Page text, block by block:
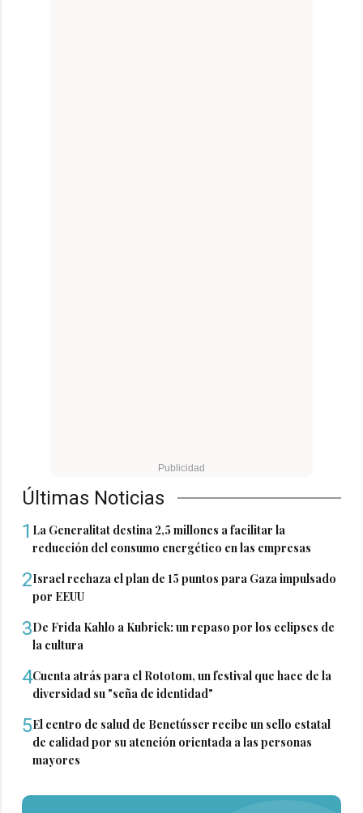
Últimas Noticias
1 La Generalitat destina 2,5 millones a facilitar la
reducción del consumo energético en las empresas
2Israel rechaza el plan de 15 puntos para Gaza impulsado
por EEUU
3De Frida Kahlo a Kubrick: un repaso por los eclipses de
la cultura
4Cuenta atrás para el Rototom, un festival que hace de la
diversidad su "seña de identidad"
5El centro de salud de Benetússer recibe un sello estatal
de calidad por su atención orientada a las personas
mayores